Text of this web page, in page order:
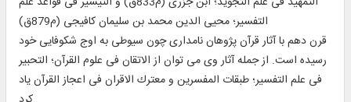
التفسير؛ محيى الدين محمد بن سليمان كافيجى (م‏879ق)
قرن دهم با آثار قرآن پژوهان نامدارى چون سيوطى به اوج شكوفايى خود
رسيده است. از جمله آثار وى مى توان از الاتقان فى علوم القرآن؛ التحبير
فى علم التفسير؛ طبقات المفسرين و معترك الاقران فى اعجاز القرآن ياد